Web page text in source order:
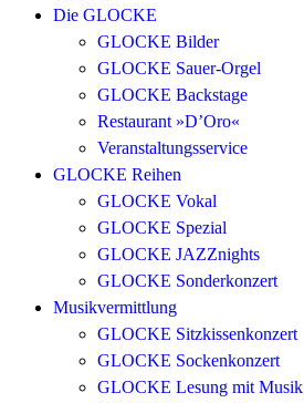
Die GLOCKE
GLOCKE Bilder
GLOCKE Sauer-Orgel
GLOCKE Backstage
Restaurant »D’Oro«
Veranstaltungsservice
GLOCKE Reihen
GLOCKE Vokal
GLOCKE Spezial
GLOCKE JAZZnights
GLOCKE Sonderkonzert
Musikvermittlung
GLOCKE Sitzkissenkonzert
GLOCKE Sockenkonzert
GLOCKE Lesung mit Musik